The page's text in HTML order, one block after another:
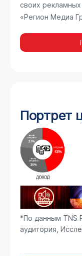
своих
«Регион Медиа
Портрет
*По данным TNS
аудитория,